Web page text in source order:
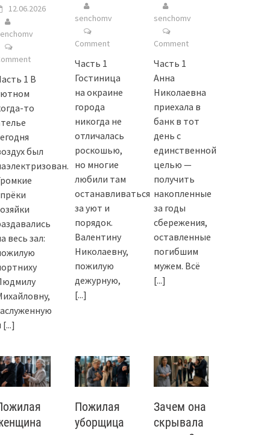
12.06.2026
1 В
то
был
весь зал:
[...]
senchomv
Comment
Часть 1
Гостиница
на окраине
города
никогда не
отличалась
роскошью,
но многие
любили там
останавливаться
за уют и
порядок.
Валентину
Николаевну,
пожилую
дежурную,
[...]
senchomv
Comment
Часть 1
Анна
Николаевна
приехала в
банк в тот
день с
единственной
целью —
получить
накопленные
за годы
сбережения,
оставленные
погибшим
мужем. Всё
[...]
Пожилая
уборщица
Зачем она
скрывала